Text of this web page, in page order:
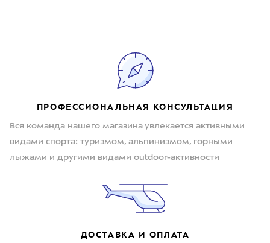
ПРОФЕССИОНАЛЬНАЯ КОНСУЛЬТАЦИЯ
Вся команда нашего магазина увлекается активными
видами спорта: туризмом, альпинизмом, горными
лыжами и другими видами outdoor-активности
ДОСТАВКА И ОПЛАТА